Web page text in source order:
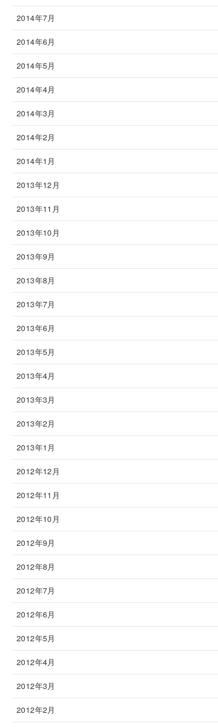
2014年7月
2014年6月
2014年5月
2014年4月
2014年3月
2014年2月
2014年1月
2013年12月
2013年11月
2013年10月
2013年9月
2013年8月
2013年7月
2013年6月
2013年5月
2013年4月
2013年3月
2013年2月
2013年1月
2012年12月
2012年11月
2012年10月
2012年9月
2012年8月
2012年7月
2012年6月
2012年5月
2012年4月
2012年3月
2012年2月